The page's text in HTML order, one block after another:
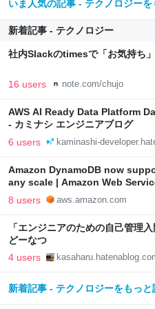
いま人気の記事 - テクノロジー
新着記事 - テクノロジー
社内Slackのtimesで「お気持ち
16 users note.com/chujo
AWS AI Ready Data Platform
- カミナシ エンジニアブログ
6 users kaminashi-
Amazon DynamoDB now
any scale | Amazon Web
8 users aws.amazon.com
「エンジニアのための自己管理
どーなつ
4 users
新着記事 - テクノロジーをもっと